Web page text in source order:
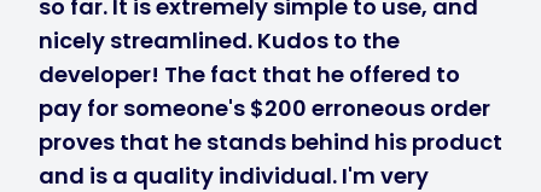
so far. It is extremely simple to use, and
nicely streamlined. Kudos to the
developer! The fact that he offered to
pay for someone's $200 erroneous order
proves that he stands behind his product
and is a quality individual. I'm very